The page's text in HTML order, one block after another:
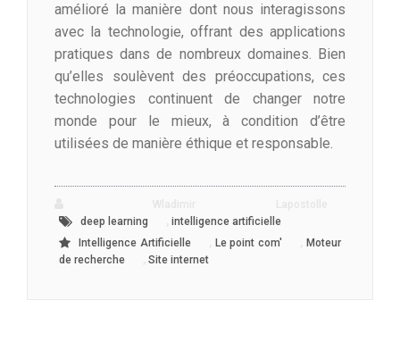
amélioré la manière dont nous interagissons
avec la technologie, offrant des applications
pratiques dans de nombreux domaines. Bien
qu’elles soulèvent des préoccupations, ces
technologies continuent de changer notre
monde pour le mieux, à condition d’être
utilisées de manière éthique et responsable.
deep learning
intelligence artificielle
Intelligence Artificielle
Le point com' ,Moteur
de recherche
Site internet